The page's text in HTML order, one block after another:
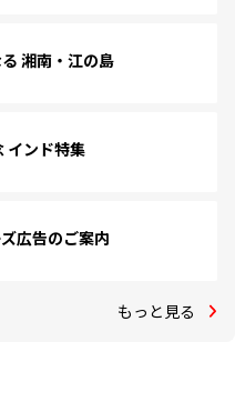
湘南・江の島
インド特集
広告のご案内
もっと見る